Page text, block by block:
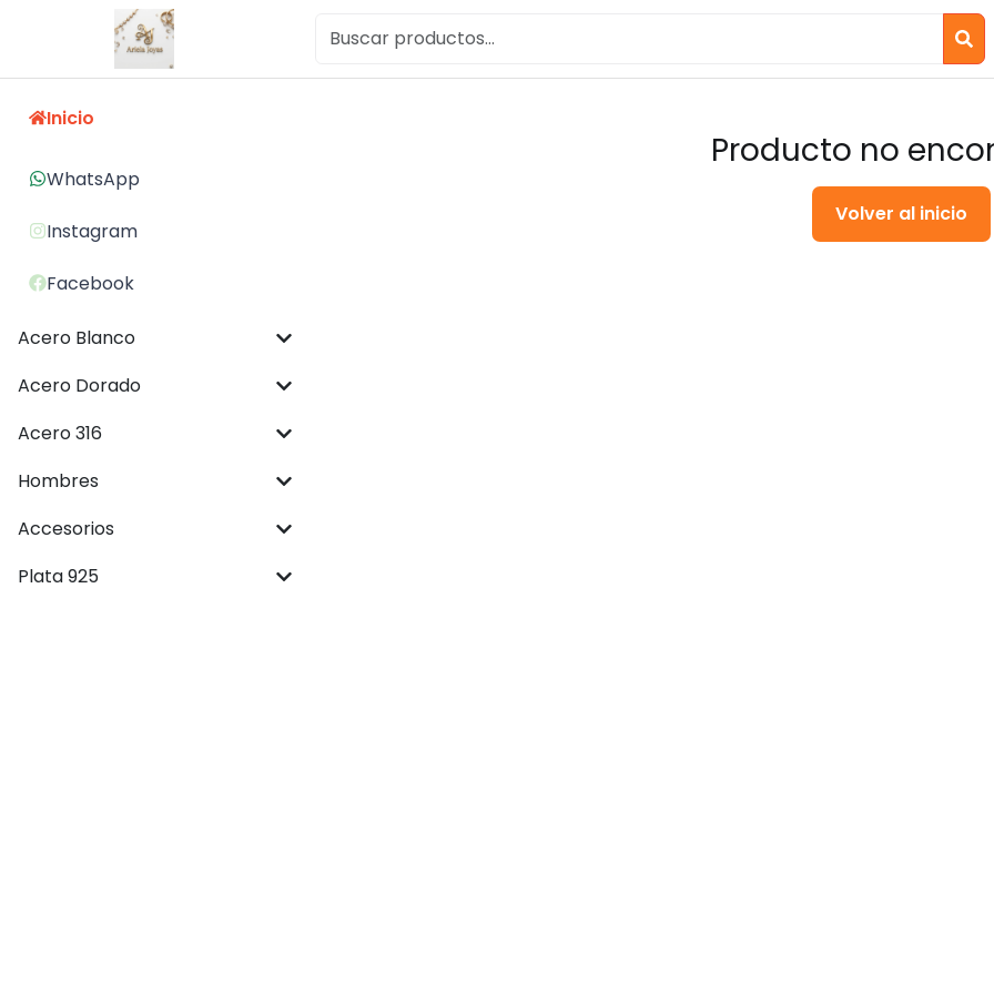
Inicio
WhatsApp
Instagram
Facebook
Acero Blanco
Acero Dorado
Acero 316
Hombres
Accesorios
Plata 925
Producto no
Volver al inicio